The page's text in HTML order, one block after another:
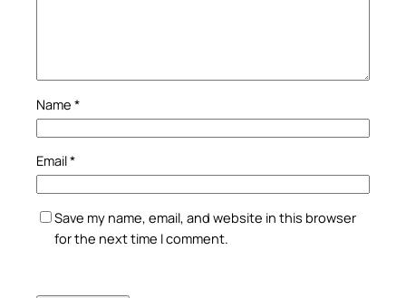
Name *
Email*
Save my name, email, and website in this browser
for the next time I comment.